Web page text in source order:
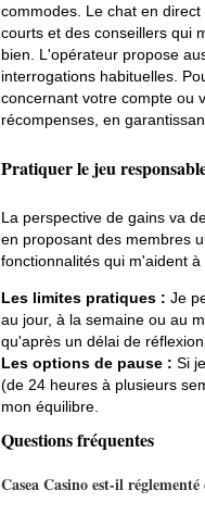
commodes. Le chat en
courts et des conseillers qui
bien. L'opérateur propose
interrogations habituelles.
concernant votre compte ou
récompenses, en
Pratiquer le jeu
La perspective de gains va
en proposant des membres
fonctionnalités qui m'aident
Les limites pratiques : Je
au jour, à la semaine ou au
qu'après un délai de
Les options de pause : Si
(de 24 heures à plusieurs
mon équilibre.
Questions fréquentes
Casea Casino est-il